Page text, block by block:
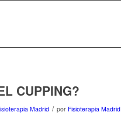
CUPPING?
Madrid / por Fisioterapia Madrid